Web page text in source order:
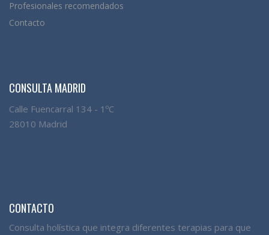
Profesionales recomendados
Contacto
CONSULTA MADRID
Calle Fuencarral 134 - 1ºC
28010 Madrid
CONTACTO
Consulta holística que integra diferentes terapias para que